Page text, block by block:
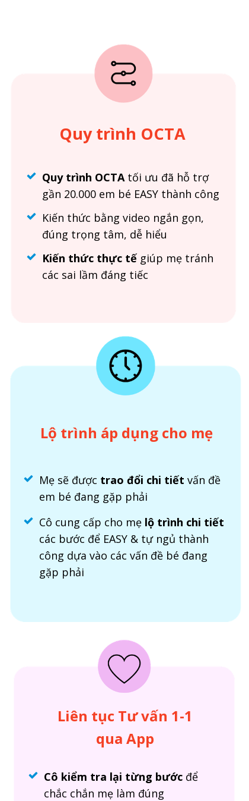
Quy trình OCTA
Quy trình OCTAtối ưu đã hỗ trợ
gần 20.000 em bé EASY thành công
Kiến thức bằng video ngắn gọn,
đúng trọng tâm, dễ hiểu
Kiến thức thực tế giúp mẹ tránh
các sai lầm đáng tiếc
Lộ trình áp dụng cho mẹ
Mẹ sẽ được trao đổi chi tiết vấn đề
em bé đang gặp phải
Cô cung cấp cho mẹlộ trình chi tiết
các bước để EASY & tự ngủ thành
công dựa vào các vấn đề bé đang
gặp phải
Liên tục Tư vấn 1-1
qua App
Cô kiểm tra lại từng bước để
chắc chắn mẹ làm đúng